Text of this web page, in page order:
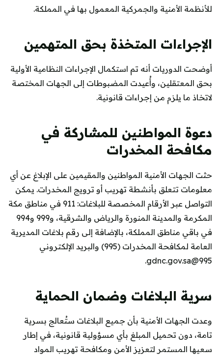
للأنظمة الأمنية والجمركية المعمول بها في المملكة.
الإجراءات المتخذة بحق المتهمين
أوضحت الدوريات أنه تم استكمال الإجراءات النظامية الأولية
بحق المعتقلين، وأُعيدت المضبوطات إلى الجهات المختصة
لاتخاذ ما يلزم من إجراءات قانونية.
دعوة المواطنين للمشاركة في
مكافحة المخدرات
حثت الجهات الأمنية المواطنين والمقيمين على الإبلاغ عن أي
معلومات تتعلق بأنشطة تهريب أو ترويج المخدرات. يمكن
التواصل عبر الأرقام المخصصة للبلاغات: 911 في مناطق مكة
المكرمة والمدينة المنورة والرياض والشرقية، و999 و994
في باقي مناطق المملكة، بالإضافة إلى رقم بلاغات المديرية
العامة لمكافحة المخدرات (995) والبريد الإلكتروني
995@gdnc.gov.sa
.
سرية البلاغات وضمان الحماية
وعدت الجهات الأمنية بأن جميع البلاغات ستُعالج بسرية
تامة، دون تحميل المبلغ بأي مسؤولية قانونية، في إطار
سعيها المستمر لتعزيز الأمن ومكافحة تهريب المواد